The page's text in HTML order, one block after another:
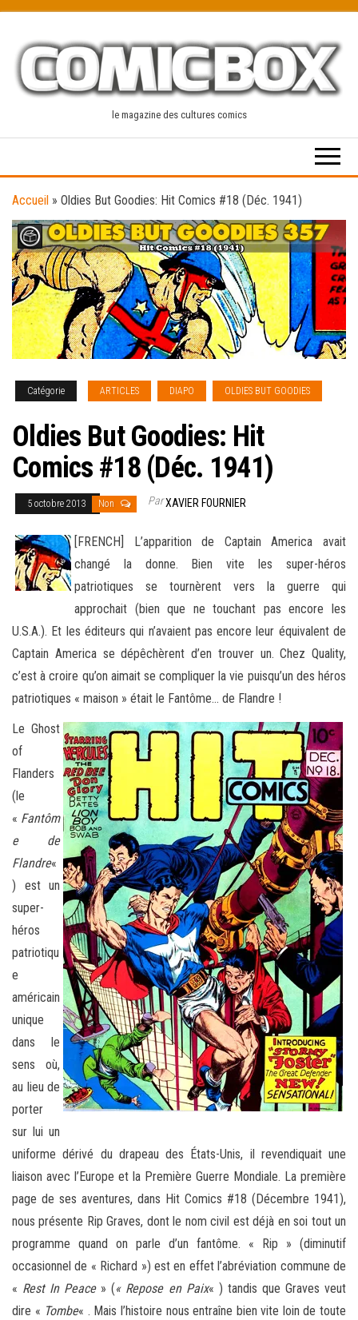
content
le magazine des cultures comics
Accueil » Oldies But Goodies: Hit Comics #18 (Déc. 1941)
Catégorie ARTICLES DIAPO OLDIES BUT GOODIES
Oldies But Goodies: Hit
Comics #18 (Déc. 1941)
5 octobre 2013 Non ParXAVIER FOURNIER
[FRENCH] L’apparition de Captain America avait
changé la donne. Bien vite les super-héros
patriotiques se tournèrent vers la guerre qui
approchait (bien que ne touchant pas encore les
U.S.A.). Et les éditeurs qui n’avaient pas encore leur équivalentde
Captain America se dépêchèrent d’en trouver un. Chez Quality,
c’est à croire qu’on aimait se compliquer la vie puisqu’un des héros
patriotiques « maison » était le Fantôme… de Flandre !
Le Ghost
of
Flanders
(le
« Fantôm
e de
Flandre«
) est un
super-
héros
patriotiqu
e
américain
unique
dans le
sens où,
au lieu de
porter
sur lui un
uniforme dérivé du drapeau des États-Unis, il revendiquait une
liaison avec l’Europe et la Première Guerre Mondiale. La première
page de ses aventures, dans Hit Comics #18 (Décembre 1941),
nous présente Rip Graves, dont le nom civil est déjà en soi tout un
programme quand on parle d’un fantôme. « Rip » (diminutif
occasionnel de « Richard ») est en effet l’abréviation commune de
« Rest In Peace» (« Repose en Paix« ) tandis que Graves veut
dire « Tombe« . Mais l’histoire nous entraîne bien vite loin de toute